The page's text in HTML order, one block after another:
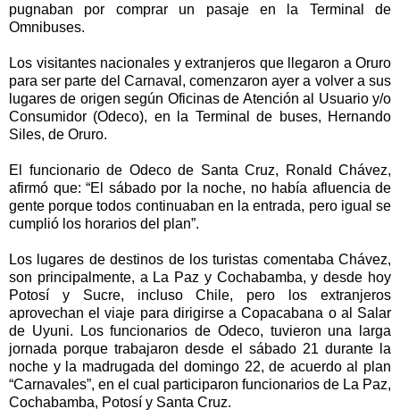
pugnaban por comprar un pasaje en la Terminal de
Omnibuses.
Los visitantes nacionales y extranjeros que llegaron a Oruro
para ser parte del Carnaval, comenzaron ayer a volver a sus
lugares de origen según Oficinas de Atención al Usuario y/o
Consumidor (Odeco), en la Terminal de buses, Hernando
Siles, de Oruro.
El funcionario de Odeco de Santa Cruz, Ronald Chávez,
afirmó que: “El sábado por la noche, no había afluencia de
gente porque todos continuaban en la entrada, pero igual se
cumplió los horarios del plan”.
Los lugares de destinos de los turistas comentaba Chávez,
son principalmente, a La Paz y Cochabamba, y desde hoy
Potosí y Sucre, incluso Chile, pero los extranjeros
aprovechan el viaje para dirigirse a Copacabana o al Salar
de Uyuni. Los funcionarios de Odeco, tuvieron una larga
jornada porque trabajaron desde el sábado 21 durante la
noche y la madrugada del domingo 22, de acuerdo al plan
“Carnavales”, en el cual participaron funcionarios de La Paz,
Cochabamba, Potosí y Santa Cruz.